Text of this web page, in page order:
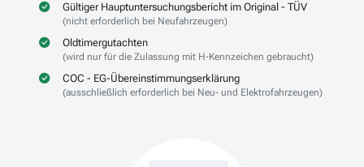
Gültiger Hauptuntersuchungsbericht im Original - TÜV
(nicht erforderlich bei Neufahrzeugen)
Oldtimergutachten
(wird nur für die Zulassung mit H-Kennzeichen gebraucht)
COC - EG-Übereinstimmungserklärung
(ausschließlich erforderlich bei Neu- und Elektrofahrzeugen)